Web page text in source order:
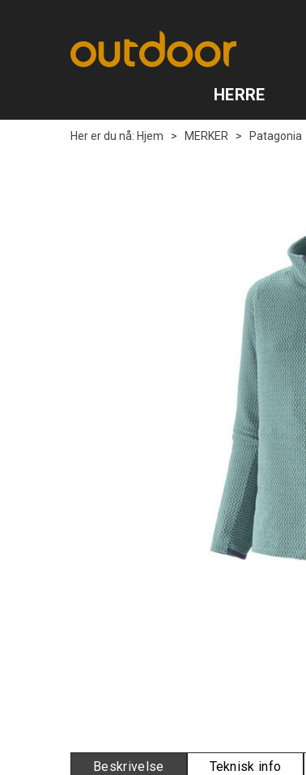
HERRE
Her er du nå: Hjem > MERKER > Patagonia
Beskrivelse Teknisk info